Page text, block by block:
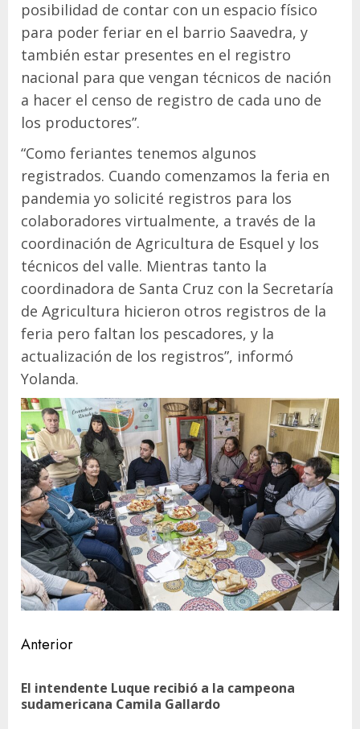
posibilidad de contar con un espacio físico
para poder feriar en el barrio Saavedra, y
también estar presentes en el registro
nacional para que vengan técnicos de nación
a hacer el censo de registro de cada uno de
los productores”.
“Como feriantes tenemos algunos
registrados. Cuando comenzamos la feria en
pandemia yo solicité registros para los
colaboradores virtualmente, a través de la
coordinación de Agricultura de Esquel y los
técnicos del valle. Mientras tanto la
coordinadora de Santa Cruz con la Secretaría
de Agricultura hicieron otros registros de la
feria pero faltan los pescadores, y la
actualización de los registros”, informó
Yolanda.
Navegación
de
entradas
Anterior
El intendente Luque recibió a la campeona
sudamericana Camila Gallardo